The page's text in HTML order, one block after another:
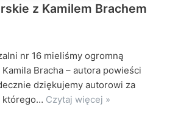
z Kamilem Brachem
nr 16 mieliśmy ogromną
Bracha – autora powieści
dziękujemy autorowi za
którego… Czytaj więcej »